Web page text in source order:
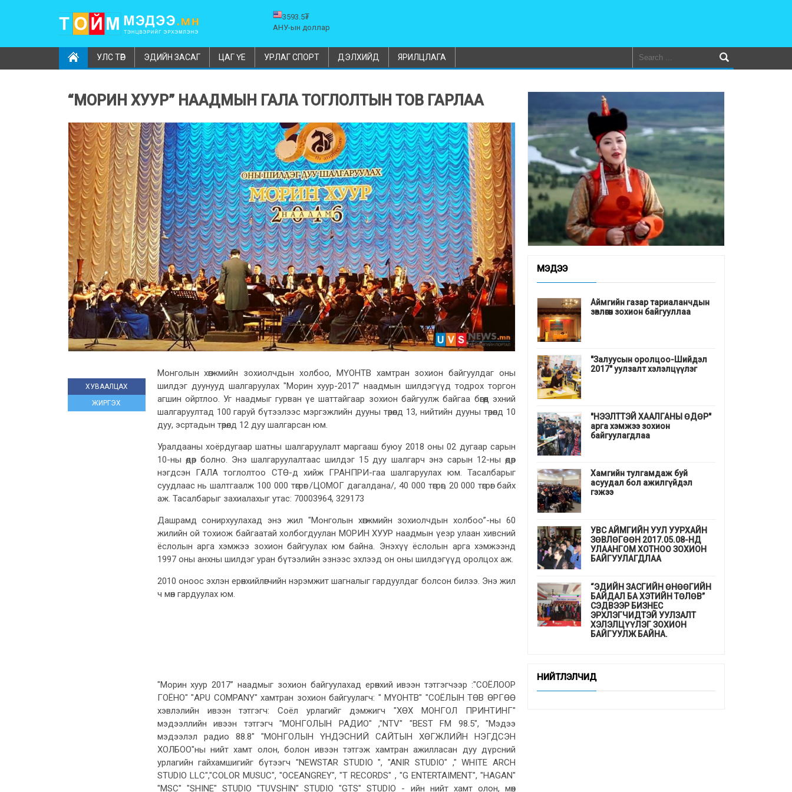
3593.5₮
АНУ-ын доллар
УЛС ТӨР ЭДИЙН ЗАСАГ ЦАГ ҮЕ УРЛАГ СПОРТ ДЭЛХИЙД ЯРИЛЦЛАГА
МЭДЭЭ
Аймгийн газар тариаланчдын
зөвлөгөөн зохион байгууллаа
"Залуусын оролцоо-Шийдэл
2017" уулзалт хэлэлцүүлэг
"НЭЭЛТТЭЙ ХААЛГАНЫ ӨДӨР"
арга хэмжээ зохион
байгуулагдлаа
Хамгийн тулгамдаж буй
асуудал бол ажилгүйдэл
гэжээ
УВС АЙМГИЙН УУЛ УУРХАЙН
ЗӨВЛӨГӨӨН 2017.05.08-НД
УЛААНГОМ ХОТНОО ЗОХИОН
БАЙГУУЛАГДЛАА
“ЭДИЙН ЗАСГИЙН ӨНӨӨГИЙН
БАЙДАЛ БА ХЭТИЙН ТӨЛӨВ”
СЭДВЭЭР БИЗНЕС
ЭРХЛЭГЧИДТЭЙ УУЛЗАЛТ
ХЭЛЭЛЦҮҮЛЭГ ЗОХИОН
БАЙГУУЛЖ БАЙНА.
сануулав
НИЙТЛЭЛЧИД
“МОРИН ХУУР” НААДМЫН ГАЛА ТОГЛОЛТЫН ТОВ ГАРЛАА
ХУВААЛЦАХ
ЖИРГЭХ
Монголын хөгжмийн зохиолчдын холбоо, МҮОНТВ хамтран зохион байгуулдаг оны
шилдэг дуунууд шалгаруулах "Морин хуур-2017” наадмын шилдэгүүд тодрох торгон
агшин ойртлоо. Уг наадмыг гурван үе шаттайгаар зохион байгуулж байгаа бөгөөд эхний
шалгаруултад 100 гаруй бүтээлээс мэргэжлийн дууны төрөлд 13, нийтийн дууны төрөлд 10
дуу, эсртадын төрөлд 12 дуу шалгарсан юм.
Уралдааны хоёрдугаар шатны шалгаруулалт маргааш буюу 2018 оны 02 дугаар сарын
10-ны өдөр болно. Энэ шалгаруулалтаас шилдэг 15 дуу шалгарч энэ сарын 12-ны өдөр
нэгдсэн ГАЛА тоглолтоо СТӨ-д хийж ГРАНПРИ-гаа шалгаруулах юм. Тасалбарыг
суудлаас нь шалтгаалж 100 000 төгрөг /ЦОМОГ дагалдана/, 40 000 төгрөг, 20 000 төгрөг байх
аж. Тасалбарыг захиалахыг утас: 70003964, 329173
Дашрамд сонирхуулахад энэ жил "Монголын хөгжмийн зохиолчдын холбоо”-ны 60
жилийн ой тохиож байгаатай холбогдуулан МОРИН ХУУР наадмын үеэр улаан хивсний
ёслолын арга хэмжээ зохион байгуулах юм байна. Энэхүү ёслолын арга хэмжээнд
1997 оны анхны шилдэг уран бүтээлийн эзнээс эхлээд он оны шилдэгүүд оролцох аж.
2010 оноос эхлэн ерөнхийлөгчийн нэрэмжит шагналыг гардуулдаг болсон билээ. Энэ жил
ч мөн гардуулах юм.
"Морин хуур 2017” наадмыг зохион байгуулахад ерөнхий ивээн тэтгэгчээр :"СОЁЛООР
ГОЁНО" "APU COMPANY" хамтран зохион байгуулагч: " МҮОНТВ" "СОЁЛЫН ТӨВ ӨРГӨӨ
хэвлэлийн ивээн тэтгэгч: Соёл урлагийг дэмжигч "ХӨХ МОНГОЛ ПРИНТИНГ"
мэдээллийн ивээн тэтгэгч "МОНГОЛЫН РАДИО" ,"NTV" "BEST FM 98.5", "Мэдээ
мэдээлэл радио 88.8" "МОНГОЛЫН ҮНДЭСНИЙ САЙТЫН ХӨГЖЛИЙН НЭГДСЭН
ХОЛБОО"ны нийт хамт олон, болон ивээн тэтгэж хамтран ажилласан дуу дүрсний
урлагийн гайхамшигийг бүтээгч "NEWSTAR STUDIO ", "ANIR STUDIO" ," WHITE ARCH
STUDIO LLC","COLOR MUSUC", "OCEANGREY", "T RECORDS" , "G ENTERTAIMENT", "HAGAN"
"MSC" "SHINE" STUDIO "TUVSHIN" STUDIO "GTS" STUDIO - ийн нийт хамт олон, мөн